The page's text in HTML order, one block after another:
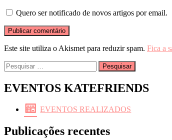
Quero ser notificado de novos artigos por email.
Este site utiliza o Akismet para reduzir spam. Fica a
Pesquisar
por:
EVENTOS KATEFRIENDS
EVENTOS REALIZADOS
Publicações recentes